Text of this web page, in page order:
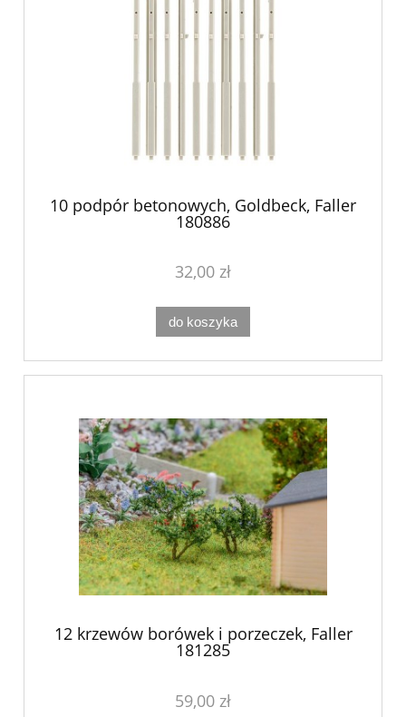
10 podpór betonowych, Goldbeck, Faller
180886
32,00 zł
do koszyka
12 krzewów borówek i porzeczek, Faller
181285
59,00 zł